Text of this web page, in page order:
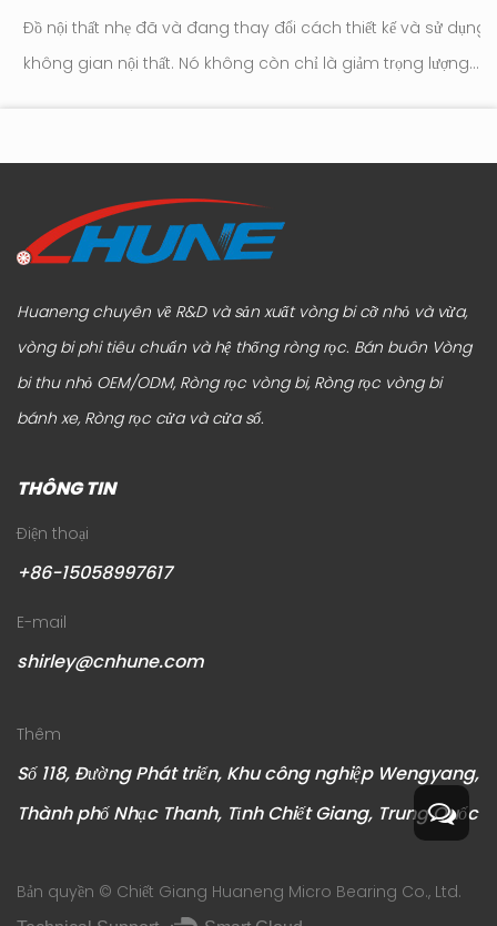
Đồ nội thất nhẹ đã và đang thay đổi cách thiết kế và sử dụng
không gian nội thất. Nó không còn chỉ là giảm trọng lượng
Huaneng chuyên về R&D và sản xuất vòng bi cỡ nhỏ và vừa,
vòng bi phi tiêu chuẩn và hệ thống ròng rọc. Bán buôn Vòng
bi thu nhỏ OEM/ODM, Ròng rọc vòng bi, Ròng rọc vòng bi
bánh xe, Ròng rọc cửa và cửa sổ.
THÔNG TIN
Điện thoại
+86-15058997617
E-mail
shirley@cnhune.com
Thêm
Số 118, Đường Phát triển, Khu công nghiệp Wengyang,
Thành phố Nhạc Thanh, Tỉnh Chiết Giang, Trung Quốc
Bản quyền © Chiết Giang Huaneng Micro Bearing Co., Ltd.